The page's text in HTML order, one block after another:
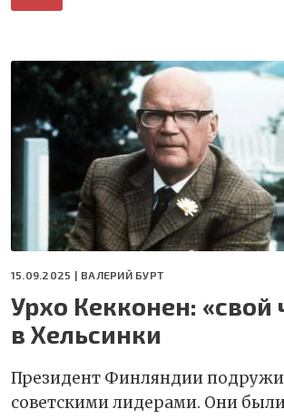
15.09.2025 | ВАЛЕРИЙ БУРТ
Урхо Кекконен: «свой
в Хельсинки
Президент Финляндии
советскими лидерами. Они